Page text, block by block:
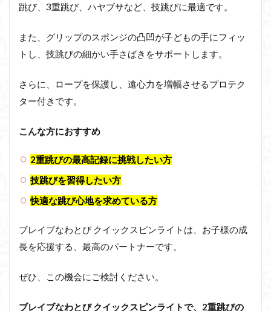
跳び、3重跳び、ハヤブサなど、技跳びに最適です。
また、グリップのスポンジの凸凹が子どもの手にフィッ
トし、技跳びの細かい手さばきをサポートします。
さらに、ロープを保護し、遠心力を増幅させるプロテク
ター付きです。
こんな方におすすめ
2重跳びの最高記録に挑戦したい方
技跳びを習得したい方
快適な跳び心地を求めている方
ブレイブなわとび クイックスピンライトは、お子様の成
長を応援する、最高のパートナーです。
ぜひ、この機会にご検討ください。
ブレイブなわとび クイックスピンライトで、2重跳びの